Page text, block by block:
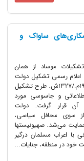
ساواک و
موساد از همان
رسمی تشکیل دولت
اسرائیل در 1948م./1327ش. طرح تشکیل
و جاسوسی مورد
قرار گرفت. دولت
سوی محافل سیاسی،
می‌شد. صهیونیستها
اعراب مسلمان درگیر
خود در منطقه، جنایات...